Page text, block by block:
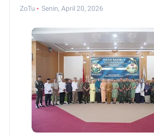
ZoTu Senin, April 20, 2026